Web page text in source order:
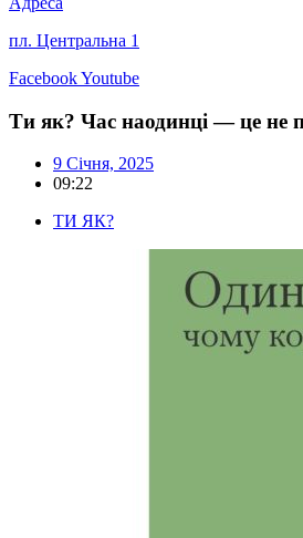
пл. Центральна 1
FacebookYoutube
Ти як? Час наодинці — це не
9 Січня, 2025
09:22
ТИ ЯК?